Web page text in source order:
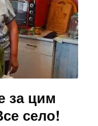
за цим
село!